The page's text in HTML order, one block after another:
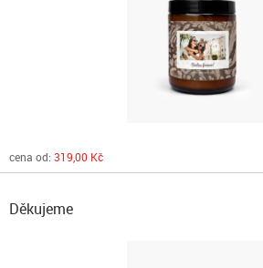
cena od: 319,00 Kč
Děkujeme